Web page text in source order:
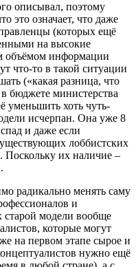
описывал, поэтому
это означает, что даже
(которых ещё
на высокие
объёмом информации
что-то в такой ситуации
(«какая разница, что
бюджете министерства
уменьшить хоть чуть-
исчерпан. Она уже 8
и даже если
лоббистских
Поскольку их наличие –
радикально менять саму
и
старой модели вообще
которые могут
на первом этапе сырое и
нужно ещё